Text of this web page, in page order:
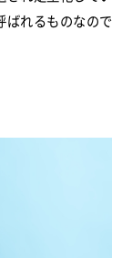
ばれるものなので